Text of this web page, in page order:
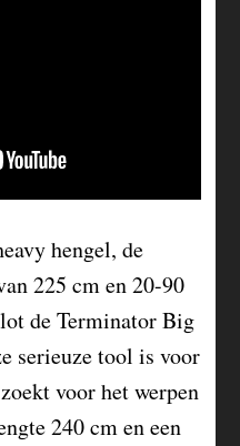
hengel, de
225 cm en 20-90
de Terminator Big
serieuze tool is voor
voor het werpen
240 cm en een